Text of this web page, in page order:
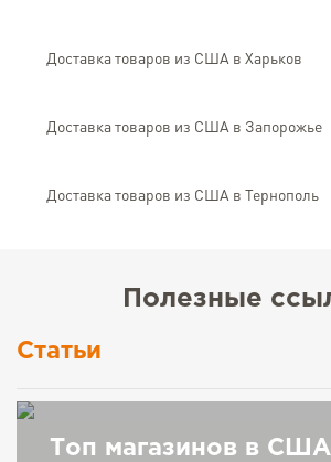
Доставка товаров из США в Харьков
Доставка товаров из США в Запорожье
Доставка товаров из США в Тернополь
Полезные
Статьи
Топ магазинов в